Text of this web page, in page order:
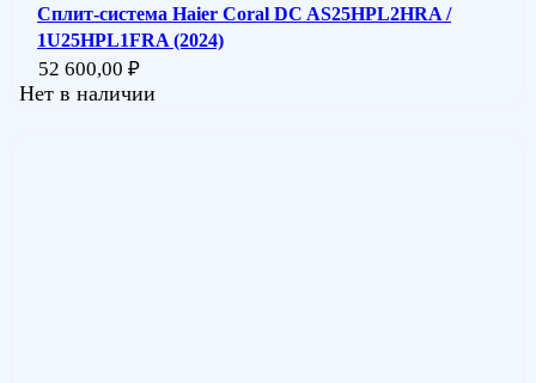
Сплит-система Haier Coral DC AS25HPL2HRA /
1U25HPL1FRA (2024)
52 600,00 ₽
Нет в наличии